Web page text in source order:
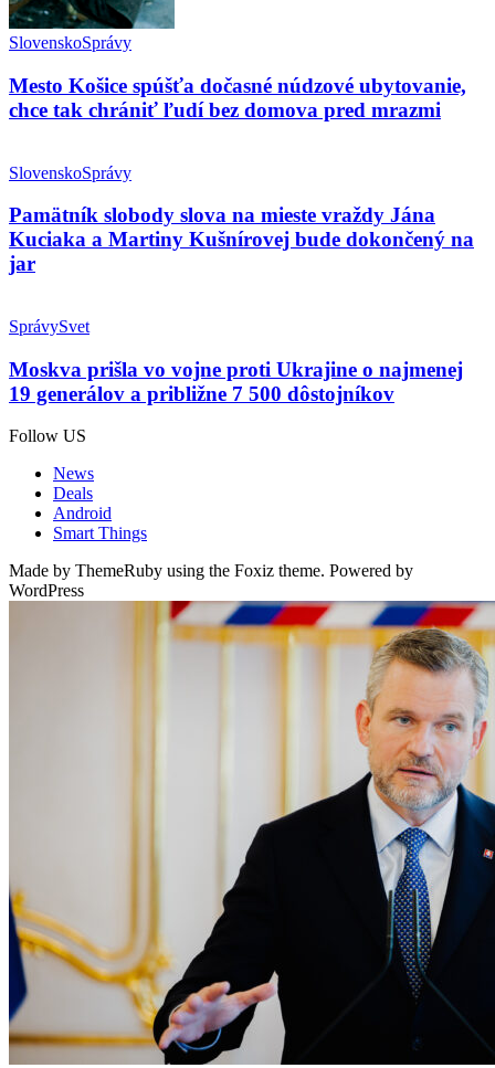
SlovenskoSprávy
Mesto Košice spúšťa dočasné núdzové ubytovanie,
chce tak chrániť ľudí bez domova pred mrazmi
SlovenskoSprávy
Pamätník slobody slova na mieste vraždy Jána
Kuciaka a Martiny Kušnírovej bude dokončený na
jar
SprávySvet
Moskva prišla vo vojne proti Ukrajine o najmenej
19 generálov a približne 7 500 dôstojníkov
Follow US
News
Deals
Android
Smart Things
Made by ThemeRuby using the Foxiz theme. Powered by
WordPress